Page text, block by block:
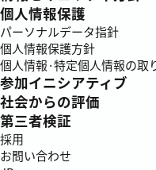
個人情報保護
パーソナルデータ指針
個人情報保護方針
個人情報·特定個人情報の取
参加イニシアティブ
社会からの評価
第三者検証
採用
お問い合わせ